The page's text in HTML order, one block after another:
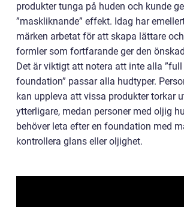
produkter tunga på huden och kunde
”maskliknande” effekt. Idag har
märken arbetat för att skapa lättare
formler som fortfarande ger den
Det är viktigt att notera att inte alla
foundation” passar alla hudtyper.
kan uppleva att vissa produkter torkar
ytterligare, medan personer med oljig
behöver leta efter en foundation med
kontrollera glans eller oljighet.